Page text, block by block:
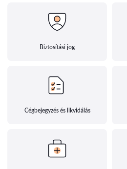
Biztosítási jog
Cégbejegyzés és likvidálás